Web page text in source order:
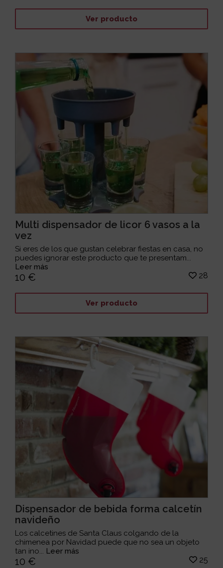
Ver producto
Multi dispensador de licor 6 vasos a la
vez
Si eres de los que gustan celebrar fiestas en casa, no
puedes ignorar este producto que te presentam...
Leer más
10 € 28
Ver producto
Dispensador de bebida forma calcetín
navideño
Los calcetines de Santa Claus colgando de la
chimenea por Navidad puede que no sea un objeto
tan ino... Leer más
10 € 25